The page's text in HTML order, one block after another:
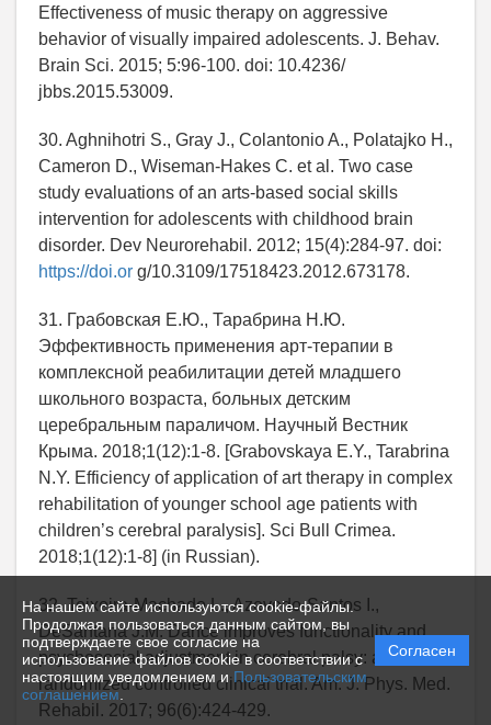
На нашем сайте используются cookie-файлы.
Продолжая пользоваться данным сайтом, вы
подтверждаете свое согласие на
использование файлов cookie в соответствии с
настоящим уведомлением иПользовательским
соглашением.
Согласен
Effectiveness of music therapy on aggressive
behavior of visually impaired adolescents. J. Behav.
Brain Sci. 2015; 5:96-100. doi: 10.4236/
jbbs.2015.53009.
30. Aghnihotri S., Gray J., Colantonio A., Polatajko H.,
Cameron D., Wiseman-Hakes C. et al. Two case
study evaluations of an arts-based social skills
intervention for adolescents with childhood brain
disorder. Dev Neurorehabil. 2012; 15(4):284-97. doi:
https://doi.or g/10.3109/17518423.2012.673178.
31. Грабовская Е.Ю., Тарабрина Н.Ю.
Эффективность применения арт-терапии в
комплексной реабилитации детей младшего
школьного возраста, больных детским
церебральным параличом. Научный Вестник
Крыма. 2018;1(12):1-8. [Grabovskaya E.Y., Tarabrina
N.Y. Efficiency of application of art therapy in complex
rehabilitation of younger school age patients with
children’s cerebral paralysis]. Sci Bull Crimea.
2018;1(12):1-8] (in Russian).
32. Teixeira-Machado L., Azevedo-Santos I.,
DeSantana J.M. Dance improves functionality and
psychosocial adjustment in cerebral palsy: a
randomized controlled clinical trial. Am. J. Phys. Med.
Rehabil. 2017; 96(6):424-429.